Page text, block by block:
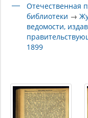
Отечественная
библиотеки →
ведомости,
1899